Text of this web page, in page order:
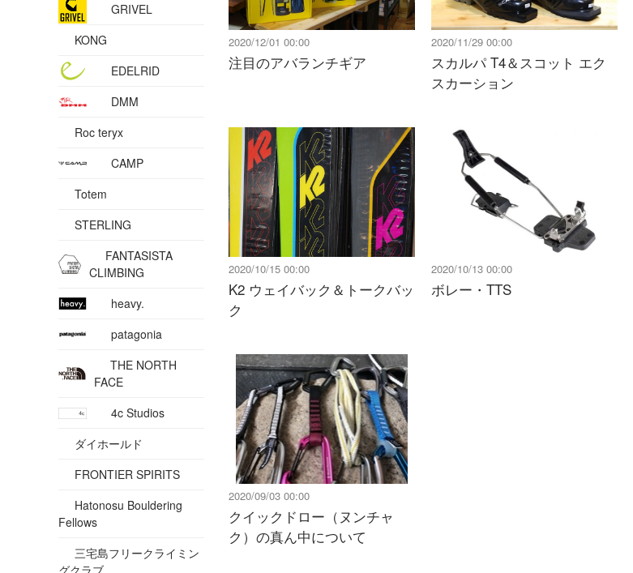
GRIVEL
KONG
EDELRID
DMM
Roc teryx
CAMP
Totem
STERLING
FANTASISTA
CLIMBING
heavy.
patagonia
THE NORTH
FACE
4c Studios
ダイホールド
FRONTIER SPIRITS
Hatonosu Bouldering
Fellows
三宅島フリークライミン
グクラブ
2020/12/01 00:00
注目のアバランチギア
2020/11/29 00:00
スカルパ T4＆スコット エク
スカーション
2020/10/15 00:00
K2 ウェイバック＆トークバッ
ク
2020/10/13 00:00
ボレー・TTS
2020/09/03 00:00
クイックドロー（ヌンチャ
ク）の真ん中について